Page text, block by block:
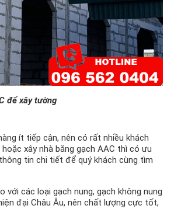
để xây tường
ít tiếp cận, nên có rất nhiều khách
xây nhà bằng gạch AAC thì có ưu
tin chi tiết để quý khách cùng tìm
các loại gạch nung, gạch không nung
đại Châu Âu, nên chất lượng cực tốt,